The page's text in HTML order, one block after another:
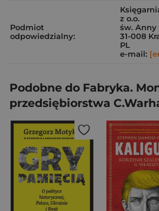
Podmiot
odpowiedzialny:
z o.o.
św. Anny
31-008
PL
e-mail:
Podobne do Fabryka.
przedsiębiorstwa